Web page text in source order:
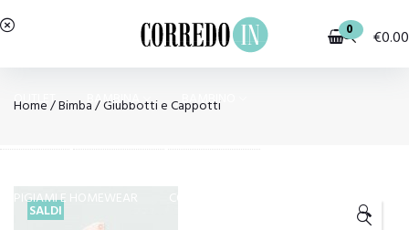
0 €0.00
OUTLET BAMBINA BAMBINO
PIGIAMI E HOMEWEAR
Home/Bimba/Giubbotti e Cappotti
SALDI 🔍